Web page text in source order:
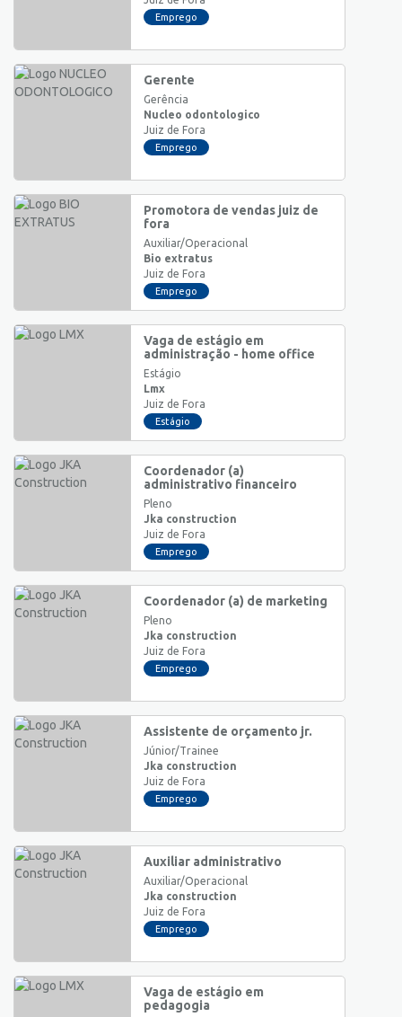
Emprego
Gerente
Gerência
Nucleo odontologico
Juiz de Fora
Emprego
Promotora de vendas juiz de
fora
Auxiliar/Operacional
Bio extratus
Juiz de Fora
Emprego
Vaga de estágio em
administração - home office
Estágio
Lmx
Juiz de Fora
Estágio
Coordenador (a)
administrativo financeiro
Pleno
Jka construction
Juiz de Fora
Emprego
Coordenador (a) de marketing
Pleno
Jka construction
Juiz de Fora
Emprego
Assistente de orçamento jr.
Júnior/Trainee
Jka construction
Juiz de Fora
Emprego
Auxiliar administrativo
Auxiliar/Operacional
Jka construction
Juiz de Fora
Emprego
Vaga de estágio em
pedagogia